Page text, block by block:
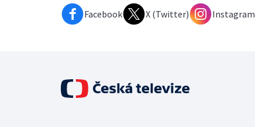
Facebook X (Twitter) Instagram